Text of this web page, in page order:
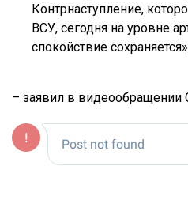
Контрнаступление,
ВСУ, сегодня на уровне
спокойствие
– заявил в видеообращении